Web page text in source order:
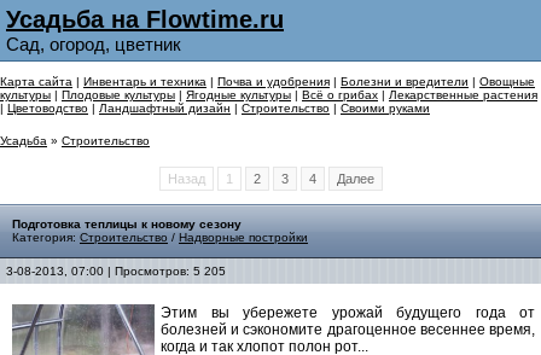
Усадьба на Flowtime.ru
Сад, огород, цветник
Карта сайта | Инвентарь и техника | Почва и удобрения | Болезни и вредители | Овощные
культуры | Плодовые культуры | Ягодные культуры | Всё о грибах | Лекарственные растения
| Цветоводство | Ландшафтный дизайн | Строительство | Своими руками
Усадьба » Строительство
Назад 1 2 3 4 Далее
Подготовка теплицы к новому сезону
Категория: Строительство / Надворные постройки
3-08-2013, 07:00 | Просмотров: 5 205
Этим вы убережете урожай будущего года от
болезней и сэкономите драгоценное весеннее время,
когда и так хлопот полон рот...